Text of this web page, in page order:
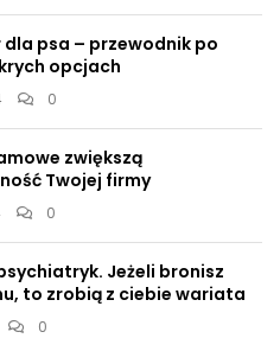
dla psa – przewodnik po
opcjach
0
zwiększą
Twojej firmy
0
Jeżeli bronisz
to zrobią z ciebie wariata
0